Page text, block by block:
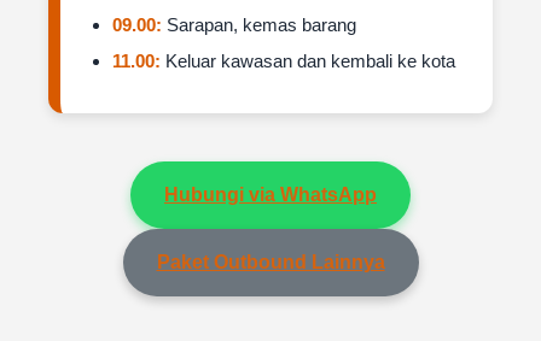
09.00: Sarapan, kemas barang
11.00: Keluar kawasan dan kembali ke kota
Hubungi via WhatsApp
Paket Outbound Lainnya